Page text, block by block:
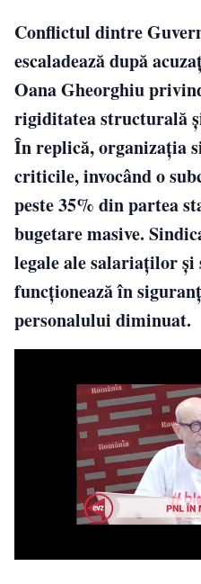
Conflictul dintre
escaladează după
Oana Gheorghiu
rigiditatea structurală
În replică, organizația
criticile, invocând o
peste 35% din partea
bugetare masive.
legale ale salariaților și
funcționează în
personalului diminuat.